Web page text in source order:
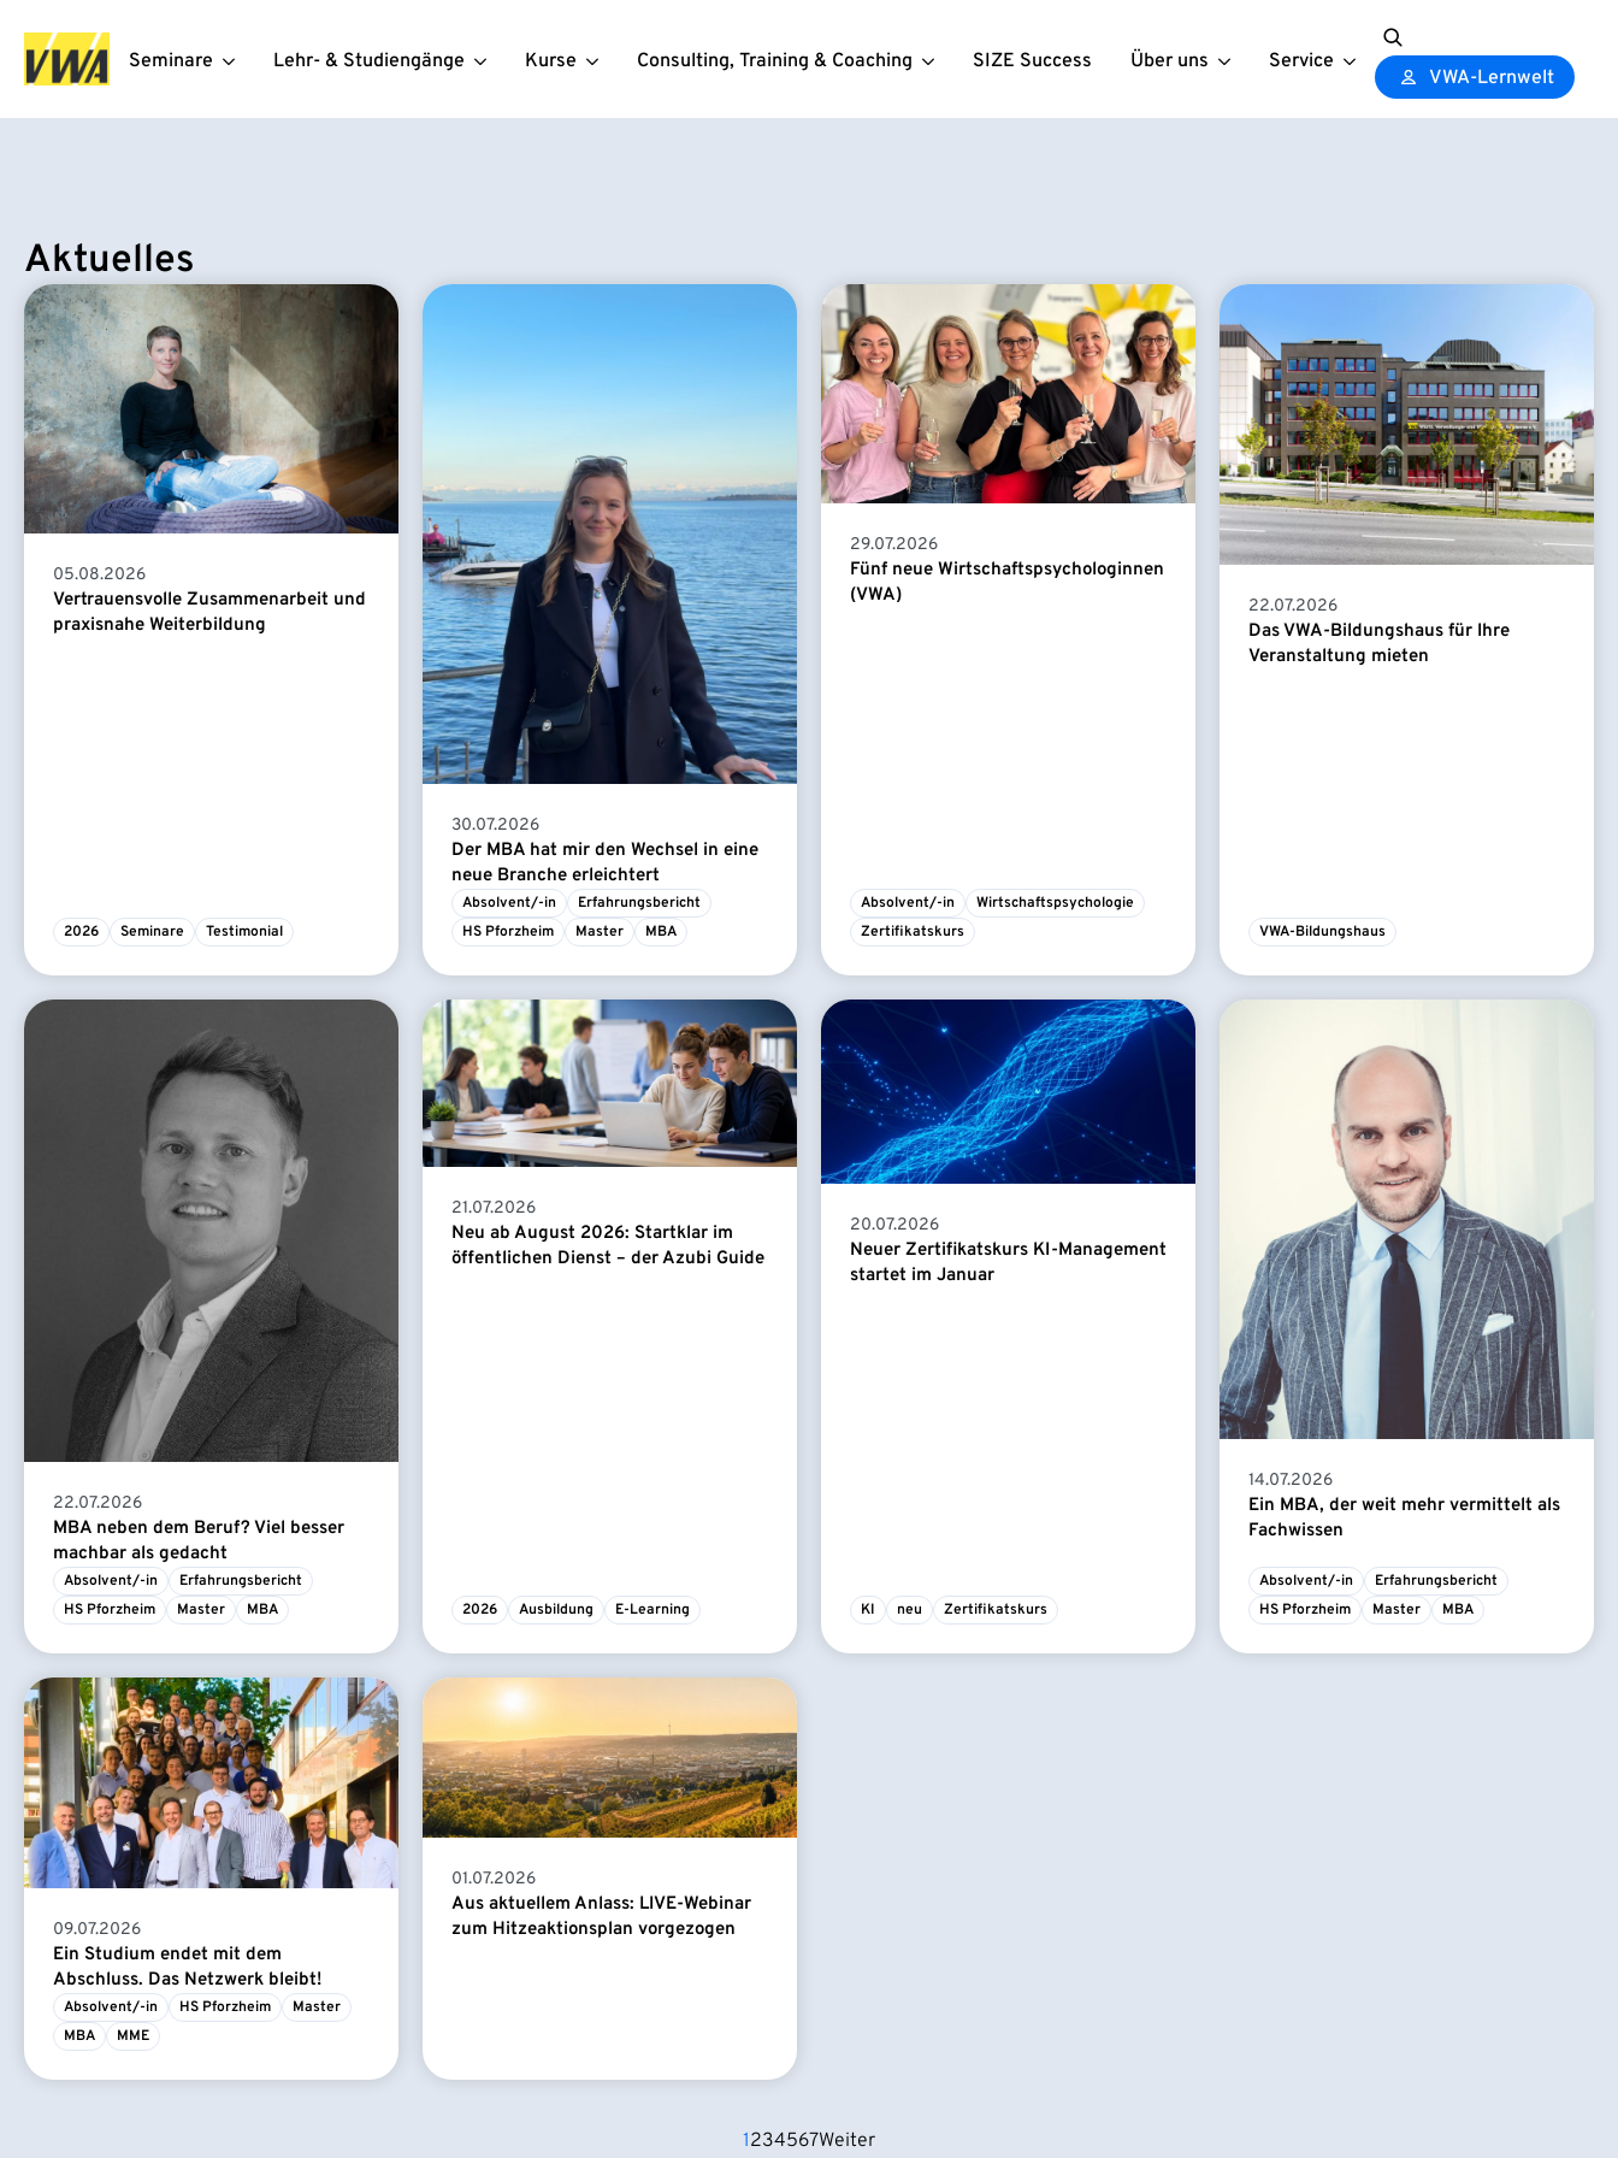
Seminare Lehr- & Studiengänge Kurse Consulting, Training & Coaching SIZE Success Über uns Service
Search
for:
VWA-Lernwelt
Aktuelles
05.08.2026
Vertrauensvolle Zusammenarbeit und
praxisnahe Weiterbildung
2026 Seminare Testimonial
30.07.2026
Der MBA hat mir den Wechsel in eine
neue Branche erleichtert
Absolvent/-in
Erfahrungsbericht
HS Pforzheim
Master MBA
29.07.2026
Fünf neue Wirtschaftspsychologinnen
(VWA)
Absolvent/-in
Wirtschaftspsychologie
Zertifikatskurs
22.07.2026
Das VWA-Bildungshaus für Ihre
Veranstaltung mieten
VWA-Bildungshaus
22.07.2026
MBA neben dem Beruf? Viel besser
machbar als gedacht
Absolvent/-in
Erfahrungsbericht
HS Pforzheim
Master MBA
21.07.2026
Neu ab August 2026: Startklar im
öffentlichen Dienst – der Azubi Guide
2026 Ausbildung E-Learning
20.07.2026
Neuer Zertifikatskurs KI-Management
startet im Januar
KI neu Zertifikatskurs
14.07.2026
Ein MBA, der weit mehr vermittelt als
Fachwissen
Absolvent/-in
Erfahrungsbericht
HS Pforzheim
Master MBA
09.07.2026
Ein Studium endet mit dem
Abschluss. Das Netzwerk bleibt!
Absolvent/-in HS Pforzheim
Master
MBA
MME
01.07.2026
Aus aktuellem Anlass: LIVE-Webinar
zum Hitzeaktionsplan vorgezogen
1234567Weiter